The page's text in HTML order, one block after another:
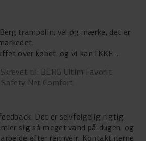
trampolin, vel og mærke, det er
over købet, og vi kan IKKE
samler der sig mega meget
ned på trampolinen.
få det fjernet…
Skrevet til: BERG Ultim Favorit
Safety Net Comfort
Det er selvfølgelig rigtig
sig så meget vand på dugen, og
efter regnvejr. Kontakt gerne